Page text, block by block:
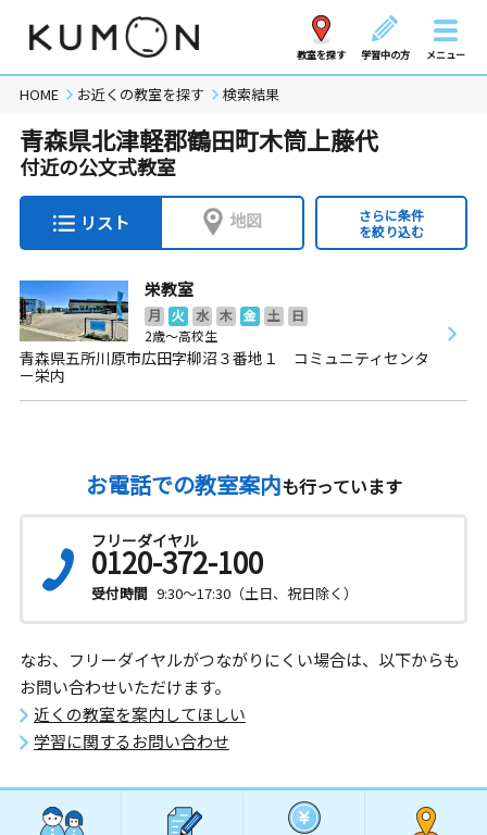
教室を探す 学習中の方 メニュー
HOME お近くの教室を探す 検索結果
青森県北津軽郡鶴田町木筒上藤代
付近の公文式教室
リスト 地図
さらに条件
を絞り込む
栄教室
月 火 水 木 金 土
日
2歳～高校生
青森県五所川原市広田字柳沼３番地１ コミュニティセンタ
ー栄内
お電話での教室案内も行っています
フリーダイヤル
0120-372-100
受付時間 9:30～17:30（土日、祝日除く）
なお、フリーダイヤルがつながりにくい場合は、以下からも
お問い合わせいただけます。
近くの教室を案内してほしい
学習に関するお問い合わせ